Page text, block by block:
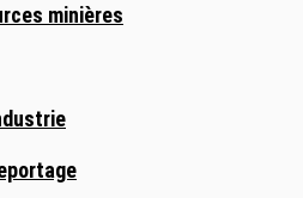
minières